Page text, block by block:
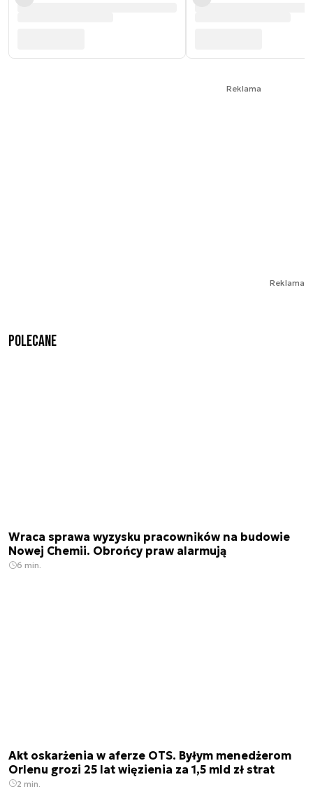
Reklama
Reklama
Polecane
Wraca sprawa wyzysku pracowników na budowie
Nowej Chemii. Obrońcy praw alarmują
6 min.
Akt oskarżenia w aferze OTS. Byłym menedżerom
Orlenu grozi 25 lat więzienia za 1,5 mld zł strat
2 min.